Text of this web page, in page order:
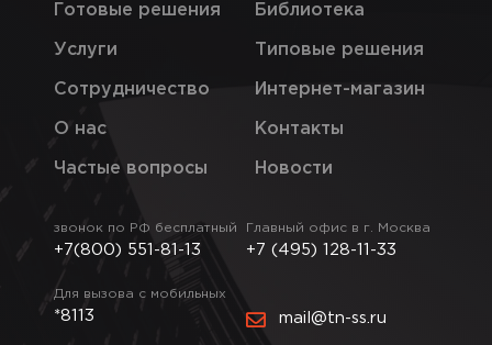
Готовые решения
Услуги
Сотрудничество
О нас
Частые вопросы
Библиотека
Типовые решения
Интернет-магазин
Контакты
Новости
звонок по РФ бесплатный
+7(800) 551-81-13
Главный офис в г. Москва
+7 (495) 128-11-33
Для вызова с мобильных
*8113 mail@tn-ss.ru